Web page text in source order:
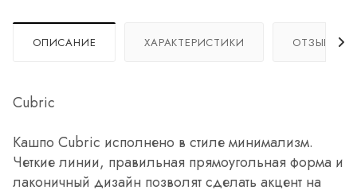
ОПИСАНИЕ ХАРАКТЕРИСТИКИ ОТЗЫВЫ
Cubric
Кашпо Cubric исполнено в стиле минимализм.
Четкие линии, правильная прямоугольная форма и
лаконичный дизайн позволят сделать акцент на